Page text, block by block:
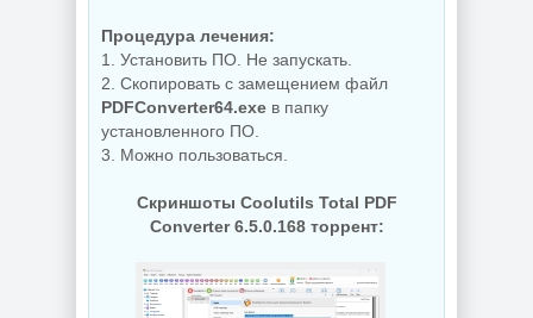
Defrag
Professional +
NEW
PDF редактор
Wondershare
PDFelement Pro
Процедура лечения:
1. Установить ПО. Не запускать.
2. Скопировать с замещением файл
PDFConverter64.exe в папку
установленного ПО.
3. Можно пользоваться.
Скриншоты Coolutils Total PDF
Converter 6.5.0.168 торрент: